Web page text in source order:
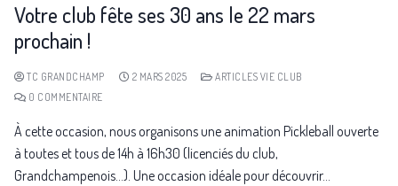
Votre club fête ses 30 ans le 22 mars
prochain !
TC GRANDCHAMP 2 MARS 2025
ARTICLES VIE CLUB
0 COMMENTAIRE
À cette occasion, nous organisons une animation Pickleball ouverte
à toutes et tous de 14h à 16h30 (licenciés du club,
Grandchampenois…). Une occasion idéale pour découvrir…